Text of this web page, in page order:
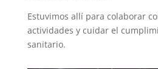
Estuvimos allí para colaborar
actividades y cuidar el
sanitario.